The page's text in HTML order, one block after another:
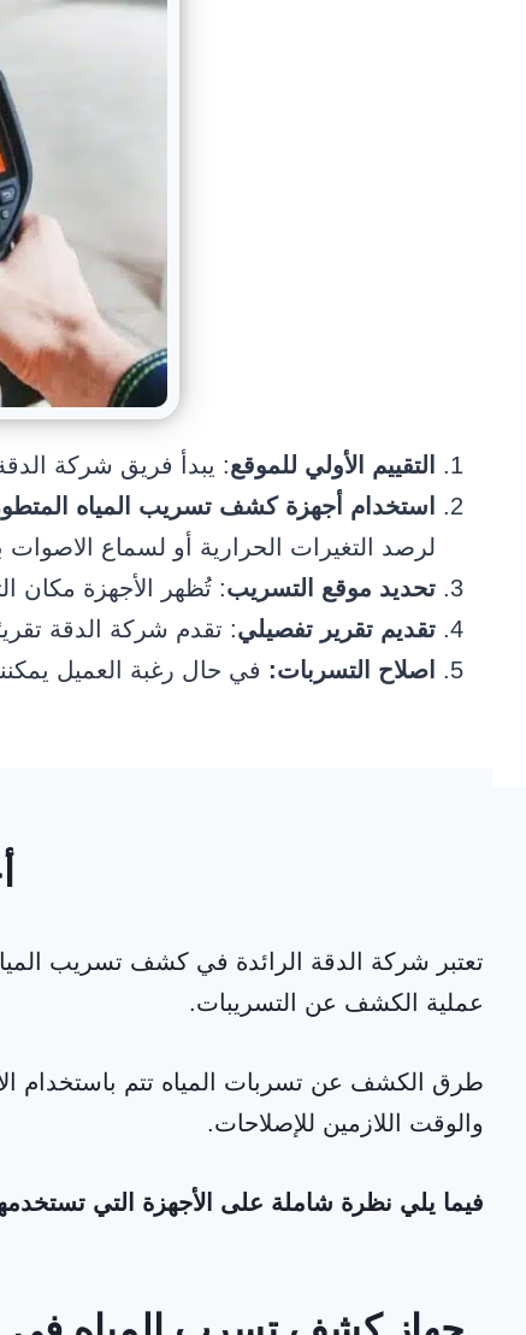
التقييم الأولي للموقع: يبدأ فريق شركة
استخدام أجهزة كشف تسريب المياه
لرصد التغيرات الحرارية أو لسماع
تحديد موقع التسريب: تُظهر الأجهزة مكان
تقديم تقرير تفصيلي: تقدم شركة الدقة
اصلاح التسربات: في حال رغبة العميل
تعتبر شركة الدقة الرائدة في كشف تسريب
عملية الكشف عن التسريبات.
طرق الكشف عن تسربات المياه تتم باستخدام
والوقت اللازمين للإصلاحات.
فيما يلي نظرة شاملة على الأجهزة التي